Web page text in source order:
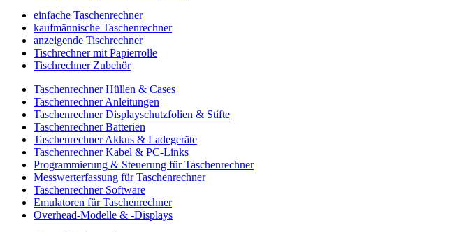
einfache Taschenrechner
kaufmännische Taschenrechner
anzeigende Tischrechner
Tischrechner mit Papierrolle
Tischrechner Zubehör
Taschenrechner Hüllen & Cases
Taschenrechner Anleitungen
Taschenrechner Displayschutzfolien & Stifte
Taschenrechner Batterien
Taschenrechner Akkus & Ladegeräte
Taschenrechner Kabel & PC-Links
Programmierung & Steuerung für Taschenrechner
Messwerterfassung für Taschenrechner
Taschenrechner Software
Emulatoren für Taschenrechner
Overhead-Modelle & -Displays